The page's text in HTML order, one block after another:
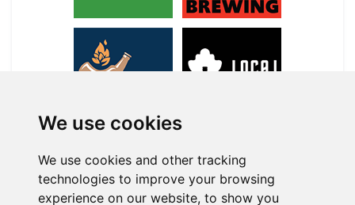
We use cookies
We use cookies and other tracking
technologies to improve your browsing
experience on our website, to show you
APIE MANE